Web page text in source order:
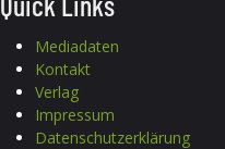
Mediadaten
Kontakt
Verlag
Impressum
Datenschutzerklärung